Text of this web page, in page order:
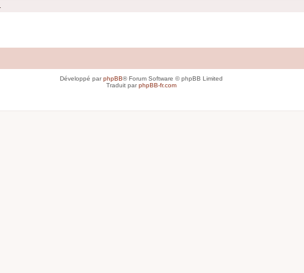
Développé parphpBB® Forum Software © phpBB Limited
Traduit parphpBB-fr.com